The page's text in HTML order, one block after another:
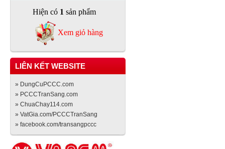
Hiện có 1 sản phẩm
Xem giỏ hàng
LIÊN KẾT WEBSITE
» DungCuPCCC.com
» PCCCTranSang.com
» ChuaChay114.com
» VatGia.com/PCCCTranSang
» facebook.com/transangpccc